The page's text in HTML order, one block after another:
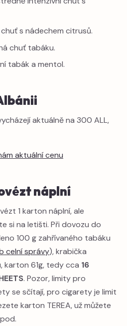
s nádechem citrusů.
chuť tabáku.
tabák a mentol.
aktuálně na 300 ALL,
aktuální cenu
náplní
1 karton náplní, ale
si na letišti. Při dovozu do
100 g zahřívaného tabáku
celní správy), krabička
karton 61g, tedy cca 16
. Pozor, limity pro
se sčítají, pro cigarety je limit
karton TEREA, už můžete